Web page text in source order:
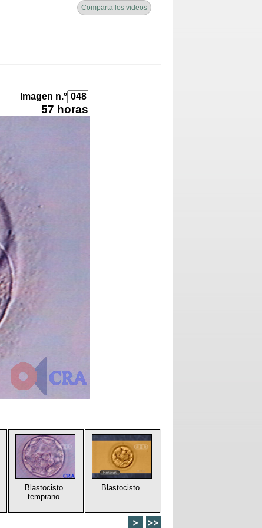
Comparta los videos
Imagen n.º
57 horas
Blastocisto
temprano
Blastocisto